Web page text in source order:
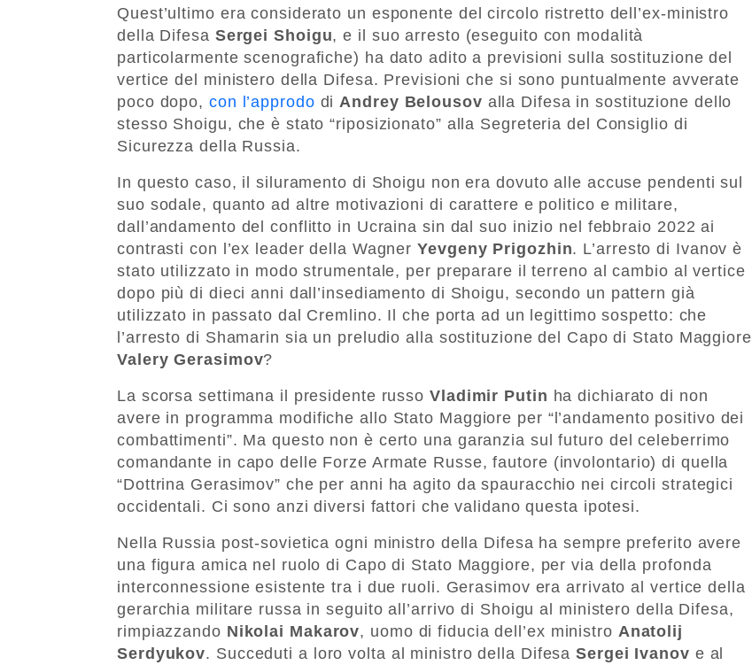
Quest’ultimo era considerato un esponente del circolo ristretto dell’ex-ministro
della Difesa Sergei Shoigu, e il suo arresto (eseguito con modalità
particolarmente scenografiche) ha dato adito a previsioni sulla sostituzione del
vertice del ministero della Difesa. Previsioni che si sono puntualmente avverate
poco dopo, con l’approdo di Andrey Belousov alla Difesa in sostituzione dello
stesso Shoigu, che è stato “riposizionato” alla Segreteria del Consiglio di
Sicurezza della Russia.
In questo caso, il siluramento di Shoigu non era dovuto alle accuse pendenti sul
suo sodale, quanto ad altre motivazioni di carattere e politico e militare,
dall’andamento del conflitto in Ucraina sin dal suo inizio nel febbraio 2022 ai
contrasti con l’ex leader della WagnerYevgeny Prigozhin. L’arresto di Ivanov è
stato utilizzato in modo strumentale, per preparare il terreno al cambio al vertice
dopo più di dieci anni dall’insediamento di Shoigu, secondo un pattern già
utilizzato in passato dal Cremlino. Il che porta ad un legittimo sospetto: che
l’arresto di Shamarin sia un preludio alla sostituzione del Capo di Stato Maggiore
Valery Gerasimov?
La scorsa settimana il presidente russo Vladimir Putin ha dichiarato di non
avere in programma modifiche allo Stato Maggiore per “l’andamento positivo dei
combattimenti”. Ma questo non è certo una garanzia sul futuro del celeberrimo
comandante in capo delle Forze Armate Russe, fautore (involontario) di quella
“Dottrina Gerasimov” che per anni ha agito da spauracchio nei circoli strategici
occidentali. Ci sono anzi diversi fattori che validano questa ipotesi.
Nella Russia post-sovietica ogni ministro della Difesa ha sempre preferito avere
una figura amica nel ruolo di Capo di Stato Maggiore, per via della profonda
interconnessione esistente tra i due ruoli. Gerasimov era arrivato al vertice della
gerarchia militare russa in seguito all’arrivo di Shoigu al ministero della Difesa,
rimpiazzando Nikolai Makarov, uomo di fiducia dell’ex ministro Anatolij
Serdyukov. Succeduti a loro volta al ministro della DifesaSergei Ivanov e al